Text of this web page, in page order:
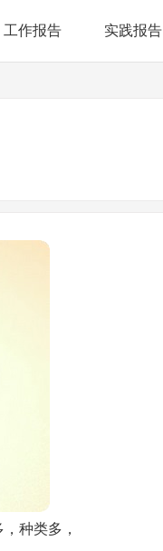
工作报告 实践报告
种类多，